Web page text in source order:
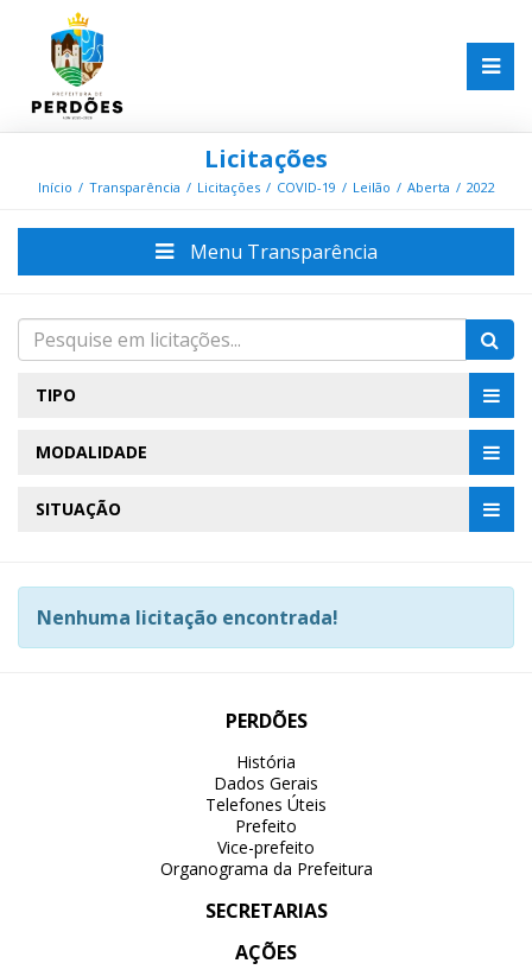
Licitações
Início Transparência Licitações COVID-19 Leilão Aberta 2022
Menu Transparência
TIPO
MODALIDADE
SITUAÇÃO
Nenhuma licitação encontrada!
PERDÕES
História
Dados Gerais
Telefones Úteis
Prefeito
Vice-prefeito
Organograma da Prefeitura
SECRETARIAS
AÇÕES